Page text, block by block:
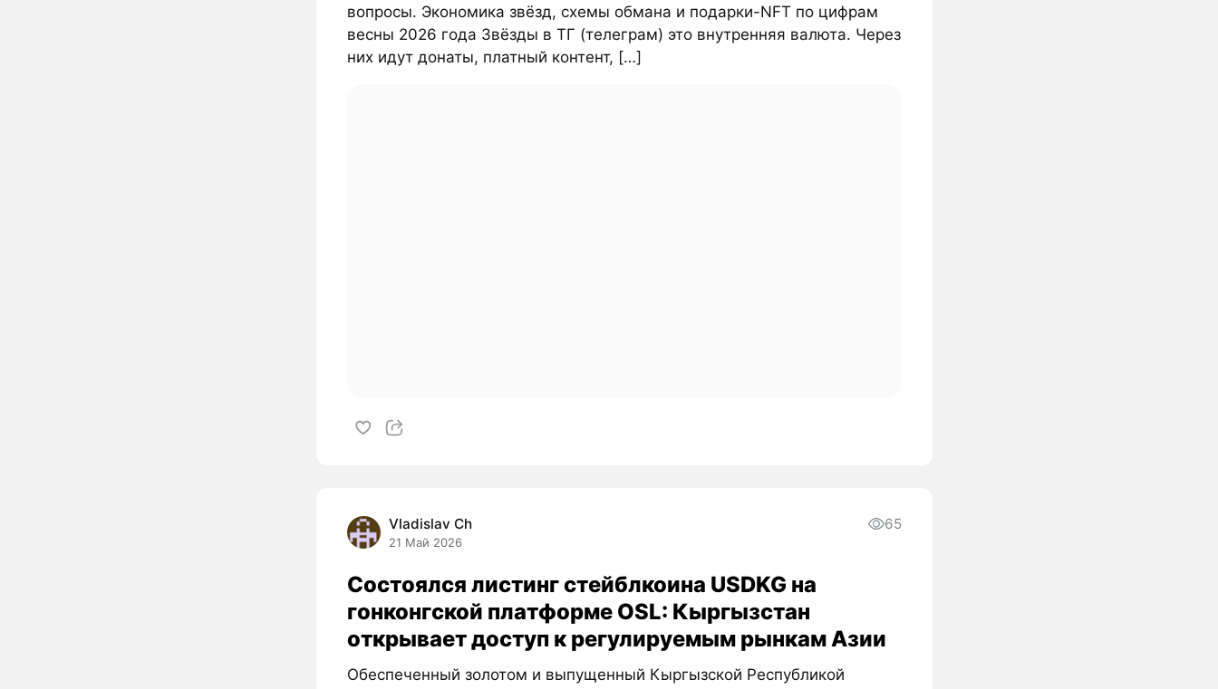
вопросы. Экономика звёзд, схемы обмана и подарки-NFT по цифрам
весны 2026 года Звёзды в ТГ (телеграм) это внутренняя валюта. Через
них идут донаты, платный контент, […]
Vladislav Ch
21 Май 2026
65
Состоялся листинг стейблкоина USDKG на
гонконгской платформе OSL: Кыргызстан
открывает доступ к регулируемым рынкам Азии
Обеспеченный золотом и выпущенный Кыргызской Республикой